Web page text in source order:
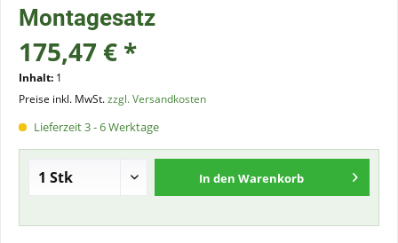
Montagesatz
175,47 € *
Inhalt: 1
Preise inkl. MwSt.zzgl. Versandkosten
Lieferzeit 3 - 6 Werktage
In den Warenkorb